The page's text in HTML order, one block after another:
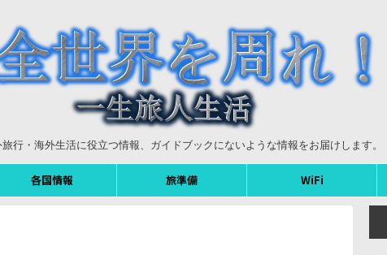
行・海外生活に役立つ情報、ガイドブックにないような情報をお届けします。
各国情報 旅準備 WiFi